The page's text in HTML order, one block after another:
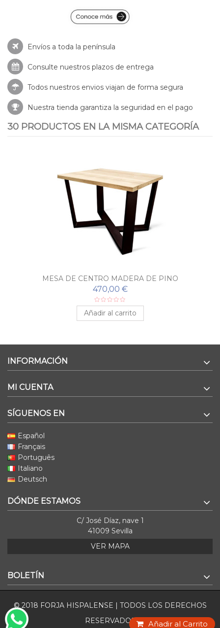
Envíos a toda la península
Consulte nuestros plazos de entrega
Todos nuestros envios viajan de forma segura
Nuestra tienda garantiza la seguridad en el pago
30 PRODUCTOS EN LA MISMA CATEGORÍA
MESA DE CENTRO MADERA DE PINO
470,00 €
Añadir al carrito
INFORMACIÓN
MI CUENTA
SÍGUENOS EN
Español
Français
Português
Italiano
Deutsch
DÓNDE ESTAMOS
C/ José Díaz, nave 1
41009 Sevilla
VER MAPA
BOLETÍN
© 2018 FORJA HISPALENSE | TODOS LOS DERECHOS
RESERVADOS
Añadir al Carrito